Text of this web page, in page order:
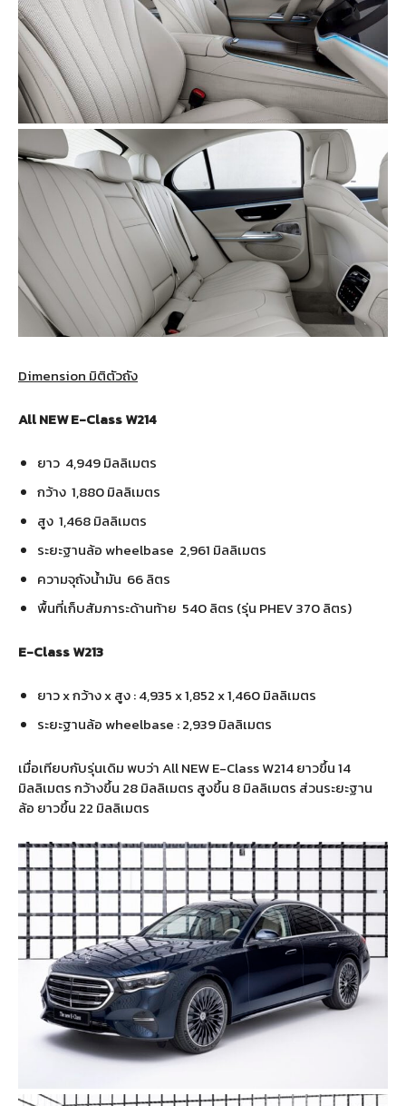
Dimension มิติตัวถัง
All NEW E-Class W214
ยาว 4,949 มิลลิเมตร
กว้าง 1,880 มิลลิเมตร
สูง 1,468 มิลลิเมตร
ระยะฐานล้อ wheelbase 2,961 มิลลิเมตร
ความจุถังน้ำมัน 66 ลิตร
พื้นที่เก็บสัมภาระด้านท้าย 540 ลิตร (รุ่น PHEV 370 ลิตร)
E-Class W213
ยาว x กว้าง x สูง : 4,935 x 1,852 x 1,460 มิลลิเมตร
ระยะฐานล้อ wheelbase : 2,939 มิลลิเมตร
เมื่อเทียบกับรุ่นเดิม พบว่า All NEW E-Class W214 ยาวขึ้น 14
มิลลิเมตร กว้างขึ้น 28 มิลลิเมตร สูงขึ้น 8 มิลลิเมตร ส่วนระยะฐาน
ล้อ ยาวขึ้น 22 มิลลิเมตร